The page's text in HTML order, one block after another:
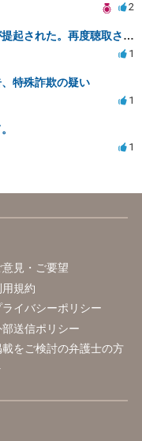
2
警察から事情聴取後、民事訴訟が提起された。再度聴取される可能性は？
1
特殊詐欺の疑い
1
1
意見・ご要望
用規約
ライバシーポリシー
部送信ポリシー
載をご検討の弁護士の方